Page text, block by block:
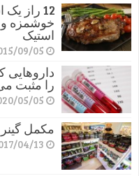
12 راز
خوشمزه و
استیک
09/05
داروهایی
را مثبت
05/05
مکمل
04/13